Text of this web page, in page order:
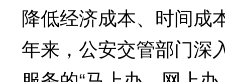
降低经济成本、时间成
年来，公安交管部门深